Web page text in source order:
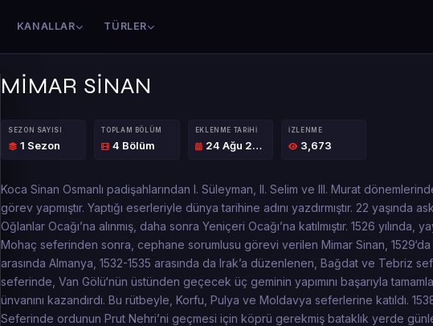
KANALLAR TÜRLER
MİMAR SİNAN
SEZON SAYISI
1 Sezon
TOPLAM BÖLÜM
4 Bölüm
EKLENME TARIHI
24 Ağu 2022
İZLENME
3,673
Koca Sinan Osmanlı padişahlarından I. Süleyman, II. Selim ve III. Murat
görev yapmıştır. Yaptığı eserleriyle dünya tarihine adını yazdırmıştır. 22 yaşında
Oğlanlar Ocağı’na alınmış, daha sonra Yeniçeri Ocağı’na katılmıştır. 1526 yılında,
Mohaç seferinden sonra, cephane sorumlusu görevi verilen Mimar Sinan, 1529‘da
arasında Almanya, 1532-1535 arasında da Irak’a düzenlenen, Bağdat ve Tebriz
seferinde, Van Gölü‘nün üstünden geçecek üç geminin yapımını başarıyla
ünvanını kazandırdı. Bu rütbeyle, Korfu, Pulya ve Moldavya seferlerine katıldı.
Seferinde ordunun Prut Nehri’ni geçmesi için köprü gerekmiş bataklık yerde